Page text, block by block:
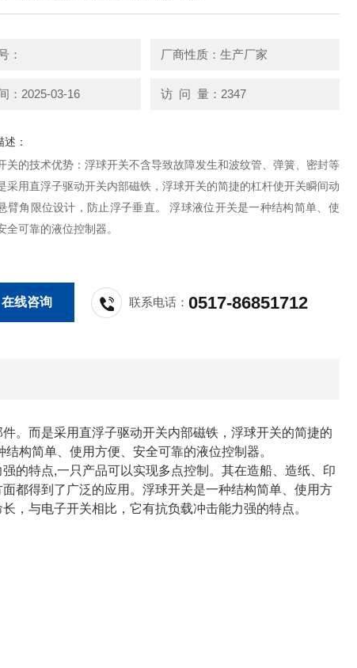
： 厂商性质：生产厂家
：2025-03-16 访 问 量：2347
：
关的技术优势：浮球开关不含导致故障发生和波纹管、弹簧、密封等
采用直浮子驱动开关内部磁铁，浮球开关的简捷的杠杆使开关瞬间动
臂角限位设计，防止浮子垂直。 浮球液位开关是一种结构简单、使
全可靠的液位控制器。
在线咨询 联系电话：0517-86851712
。而是采用直浮子驱动开关内部磁铁，浮球开关的简捷的
构简单、使用方便、安全可靠的液位控制器。
的特点,一只产品可以实现多点控制。其在造船、造纸、印
都得到了广泛的应用。浮球开关是一种结构简单、使用方
，与电子开关相比，它有抗负载冲击能力强的特点。